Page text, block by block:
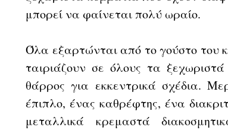
μπορεί να φαίνεται πολύ ωραίο.
Όλα εξαρτώνται από το γούστο του
ταιριάζουν σε όλους τα
θάρρος για εκκεντρικά σχέδια.
έπιπλο, ένας καθρέφτης, ένα
μεταλλικά κρεμαστά